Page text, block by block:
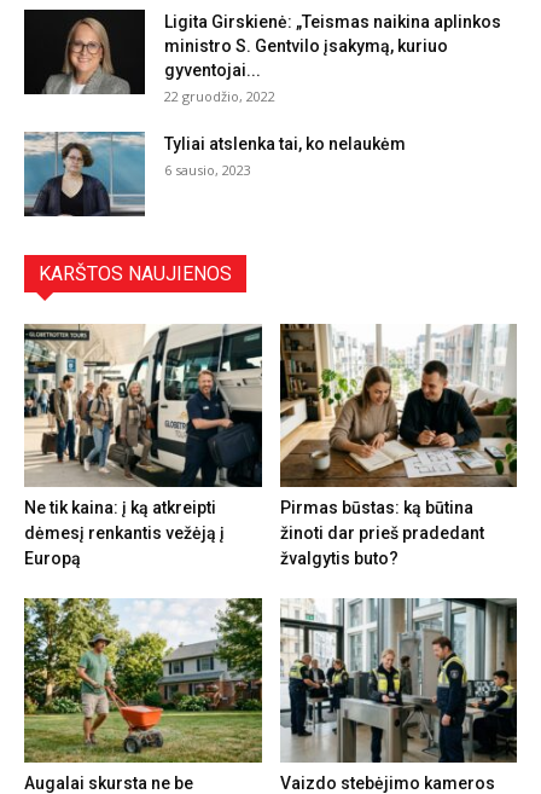
Ligita Girskienė: „Teismas naikina aplinkos
ministro S. Gentvilo įsakymą, kuriuo
gyventojai...
22 gruodžio, 2022
Tyliai atslenka tai, ko nelaukėm
6 sausio, 2023
KARŠTOS NAUJIENOS
Ne tik kaina: į ką atkreipti
dėmesį renkantis vežėją į
Europą
Pirmas būstas: ką būtina
žinoti dar prieš pradedant
žvalgytis buto?
Augalai skursta ne be
Vaizdo stebėjimo kameros